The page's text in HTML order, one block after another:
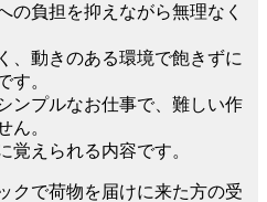
の負担を抑えながら無理なく
、動きのある環境で飽きずに
す。
ンプルなお仕事で、難しい作
ん。
覚えられる内容です。
クで荷物を届けに来た方の受